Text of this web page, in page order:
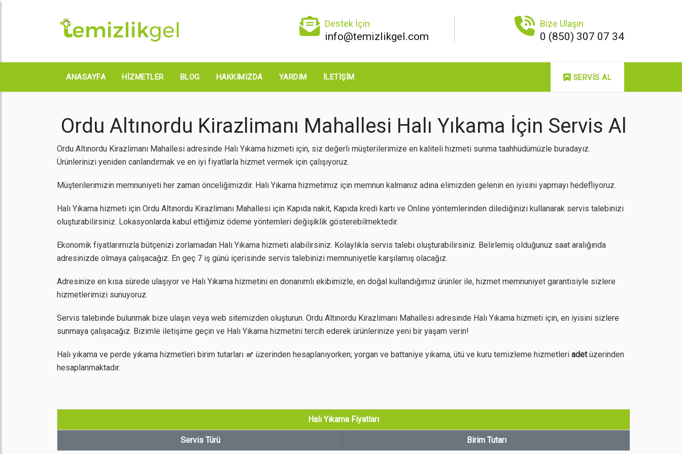
Destek İçin
info@temizlikgel.com
Bize Ulaşın
0 (850) 307 07 34
ANASAYFA HIZMETLER BLOG HAKKIMIZDA YARDIM İLETIŞIM SERVIS AL
Ordu Altınordu Kirazlimanı Mahallesi Halı Yıkama İçin Servis Al
Ordu Altınordu Kirazlimanı Mahallesi adresinde Halı Yıkama hizmeti için, siz değerli müşterilerimize en kaliteli hizmeti sunma taahhüdümüzle buradayız.
Ürünlerinizi yeniden canlandırmak ve en iyi fiyatlarla hizmet vermek için çalışıyoruz.
Müşterilerimizin memnuniyeti her zaman önceliğimizdir. Halı Yıkama hizmetimiz için memnun kalmanız adına elimizden gelenin en iyisini yapmayı hedefliyoruz.
Halı Yıkama hizmeti için Ordu Altınordu Kirazlimanı Mahallesi için Kapıda nakit, Kapıda kredi kartı ve Online yöntemlerinden dilediğinizi kullanarak servis talebinizi
oluşturabilirsiniz. Lokasyonlarda kabul ettiğimiz ödeme yöntemleri değişiklik gösterebilmektedir.
Ekonomik fiyatlarımızla bütçenizi zorlamadan Halı Yıkama hizmeti alabilirsiniz. Kolaylıkla servis talebi oluşturabilirsiniz. Belirlemiş olduğunuz saat aralığında
adresinizde olmaya çalışacağız. En geç 7 iş günü içerisinde servis talebinizi memnuniyetle karşılamış olacağız.
Adresinize en kısa sürede ulaşıyor ve Halı Yıkama hizmetini en donanımlı ekibimizle, en doğal kullandığımız ürünler ile, hizmet memnuniyet garantisiyle sizlere
hizmetlerimizi sunuyoruz.
Servis talebinde bulunmak bize ulaşın veya web sitemizden oluşturun. Ordu Altınordu Kirazlimanı Mahallesi adresinde Halı Yıkama hizmeti için, en iyisini sizlere
sunmaya çalışacağız. Bizimle iletişime geçin ve Halı Yıkama hizmetini tercih ederek ürünlerinize yeni bir yaşam verin!
Halı yıkama ve perde yıkama hizmetleri birim tutarları ㎡ üzerinden hesaplanıyorken; yorgan ve battaniye yıkama, ütü ve kuru temizleme hizmetleri adetüzerinden
hesaplanmaktadır.
Halı Yıkama Fiyatları
Servis Türü Birim Tutarı